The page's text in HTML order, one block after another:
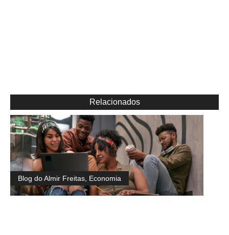
Relacionados
Blog do Almir Freitas Economia